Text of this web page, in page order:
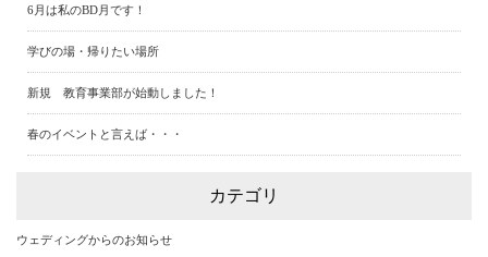
6月は私のBD月です！
学びの場・帰りたい場所
新規 教育事業部が始動しました！
春のイベントと言えば・・・
カテゴリ
ウェディングからのお知らせ